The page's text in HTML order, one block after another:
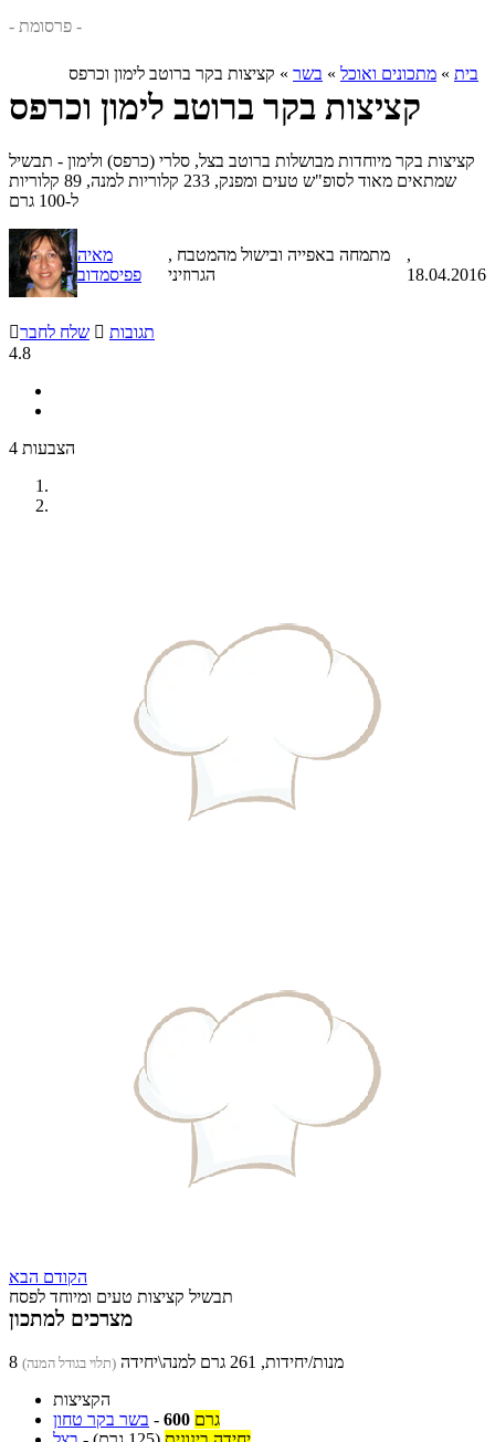
- פרסומת -
בית » מתכונים ואוכל » בשר » קציצות בקר ברוטב לימון וכרפס
קציצות בקר ברוטב לימון וכרפס
קציצות בקר מיוחדות מבושלות ברוטב בצל, סלרי (כרפס) ולימון - תבשיל
שמתאים מאוד לסופ"ש טעים ומפנק, 233 קלוריות למנה, 89 קלוריות
ל-100 גרם
מאיה
פפיסמדוב
, מתמחה באפייה ובישול מהמטבח
הגרוזיני
,
18.04.2016
שלח לחבר  תגובות
4.8
4 הצבעות
הקודם הבא
תבשיל קציצות טעים ומיוחד לפסח
מצרכים למתכון
8 מנות/יחידות, 261 גרם למנה\יחידה (תלוי בגודל המנה)
הקציצות
בשר בקר טחון - 600 גרם